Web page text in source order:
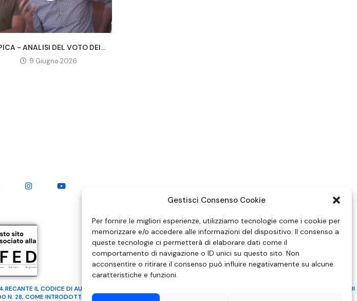
Gestisci Consenso Cookie
Per fornire le migliori esperienze, utilizziamo tecnologie come i cookie per
memorizzare e/o accedere alle informazioni del dispositivo. Il consenso a
queste tecnologie ci permetterà di elaborare dati come il
comportamento di navigazione o ID unici su questo sito. Non
acconsentire o ritirare il consenso può influire negativamente su alcune
caratteristiche e funzioni.
- ANALISI DEL VOTO DEI...
9 Giugno 2026
IL CODICE DI AUTOREGOLAMENTAZIONE IN MATERIA DI ATTUAZIONE DEL PRINCIPIO DEL PLURALISMO, DI CUI
N. 28, COME INTRODOTTO DALLA LEGGE 6 NOVEMBRE 2003, N. 313